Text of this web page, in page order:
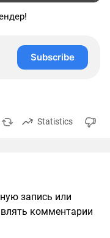
Subscribe
Statistics
запись или
комментарии